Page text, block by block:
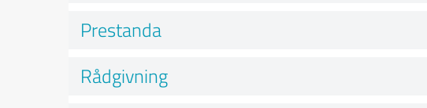
Prestanda
Rådgivning